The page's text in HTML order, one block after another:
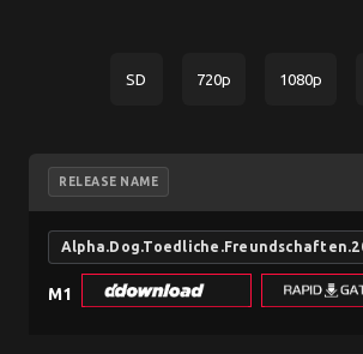
SD 720p 1080p
RELEASE NAME
M1